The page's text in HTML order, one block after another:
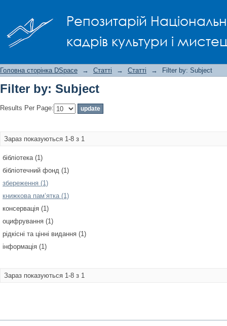
Репозитарій
кадрів культури і
Головна сторінка DSpace → Статті → Статті → Filter by: Subject
Filter by: Subject
Results Per Page:
Зараз показуються 1-8 з 1
бібліотека (1)
бібліотечний фонд (1)
збереження (1)
книжкова пам‘ятка (1)
консервація (1)
оцифрування (1)
рідкісні та цінні видання (1)
інформація (1)
Зараз показуються 1-8 з 1